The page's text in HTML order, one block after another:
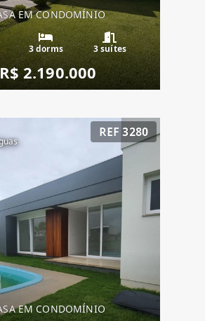
EM CONDOMÍNIO
3 dorms 3 suítes
R$ 2.190.000
REF 3280
EM CONDOMÍNIO